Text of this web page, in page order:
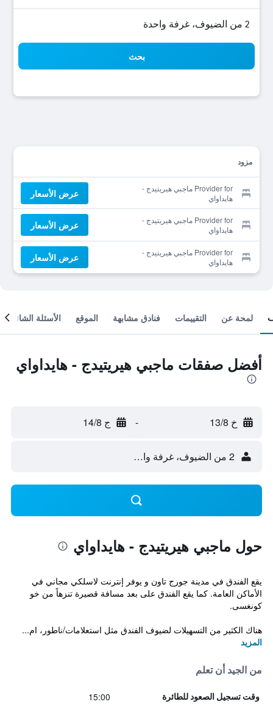
2 من الضيوف، غرفة واحدة
بحث
مزود
Provider for ماجبي هيريتيدج -
هايداواي
عرض الأسعار
Provider for ماجبي هيريتيدج -
هايداواي
عرض الأسعار
Provider for ماجبي هيريتيدج -
هايداواي
عرض الأسعار
لمحة عن التقييمات فنادق مشابهة الموقع الأسئلة الشائعة
أفضل صفقات ماجبي هيريتيدج - هايداواي
خ 13/8 - ج 14/8
2 من الضيوف، غرفة واحدة
حول ماجبي هيريتيدج - هايداواي
يقع الفندق في مدينة جورج تاون و يوفر إنترنت لاسلكي مجاني في
الأماكن العامة. كما يقع الفندق على بعد مسافة قصيرة تنزهاً من خو
كونغسى.
هناك الكثير من التسهيلات لضيوف الفندق مثل استعلامات/ناطور، ام...
المزيد
من الجيد أن تعلم
وقت تسجيل الصعود للطائرة 15:00